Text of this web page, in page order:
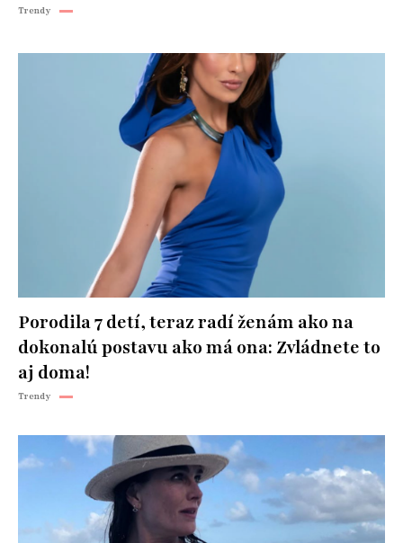
Trendy
Porodila 7 detí, teraz radí ženám ako na
dokonalú postavu ako má ona: Zvládnete to
aj doma!
Trendy